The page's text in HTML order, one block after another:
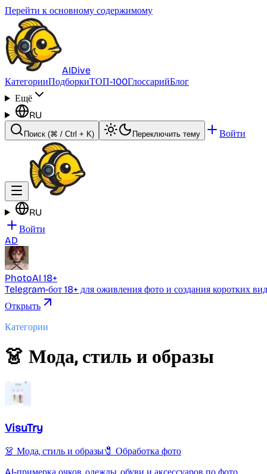
Перейти к основному содержимому
AIDive
КатегорииПодборкиТОП-100ГлоссарийБлог
Ещё
RU
Поиск (⌘ / Ctrl + K) Переключить тему Войти
RU
Войти
AD
PhotoAI 18+
Telegram-бот 18+ для оживления фото и создания коротких
Открыть
Категории
👗 Мода, стиль и образы
VisuTry
👗 Мода, стиль и образы🧷 Обработка фото